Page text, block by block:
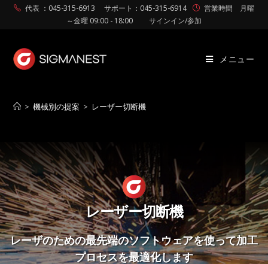
代表 ：045-315-6913 サポート：045-315-6914
営業時間 月曜
～金曜 09:00 - 18:00 サインイン/参加
メニュー
> 機械別の提案 > レーザー切断機
レーザー切断機
レーザのための最先端のソフトウェアを使って加工
プロセスを最適化します